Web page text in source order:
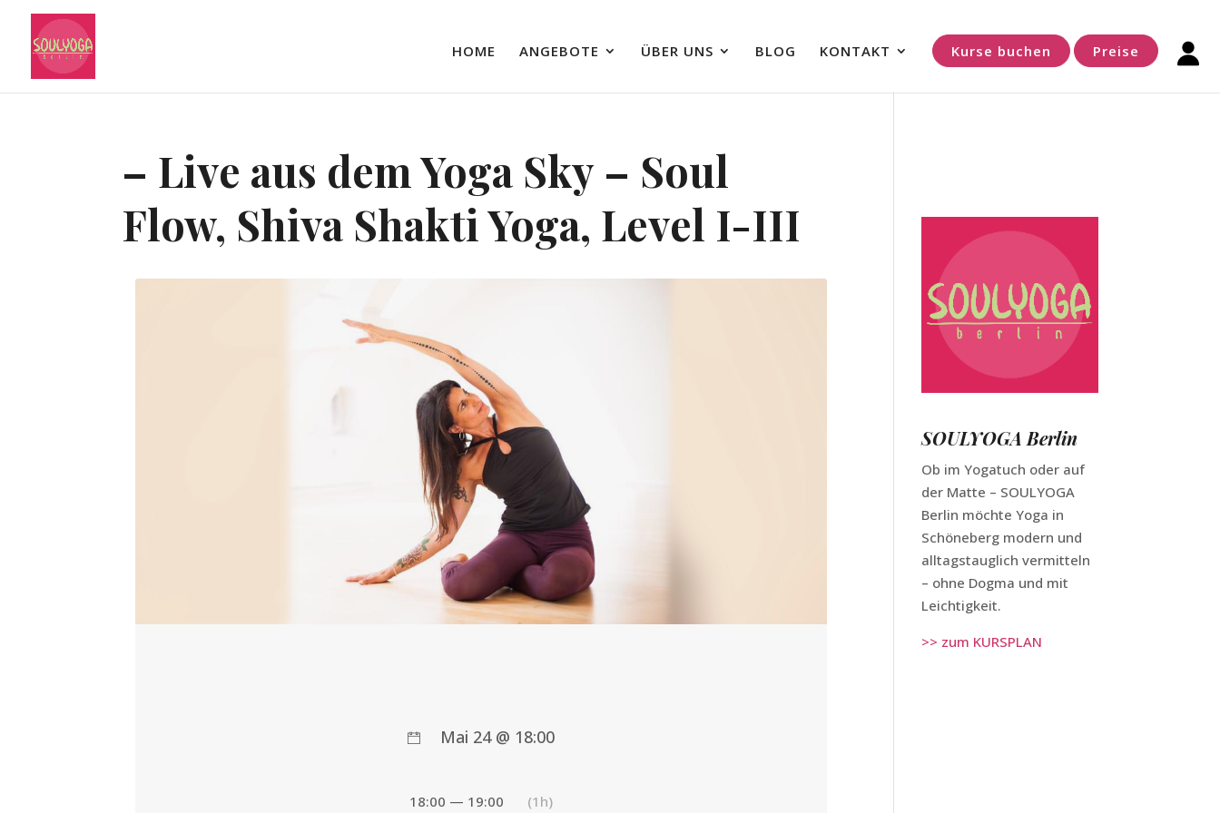
HOME ANGEBOTE ÜBER UNS BLOG KONTAKT Kurse buchen Preise
– Live aus dem Yoga Sky – Soul
Flow, Shiva Shakti Yoga, Level I-III
Mai 24 @ 18:00
18:00 — 19:00 (1h)
SOULYOGA Berlin
Ob im Yogatuch oder auf
der Matte – SOULYOGA
Berlin möchte Yoga in
Schöneberg modern und
alltagstauglich vermitteln
– ohne Dogma und mit
Leichtigkeit.
>> zum KURSPLAN